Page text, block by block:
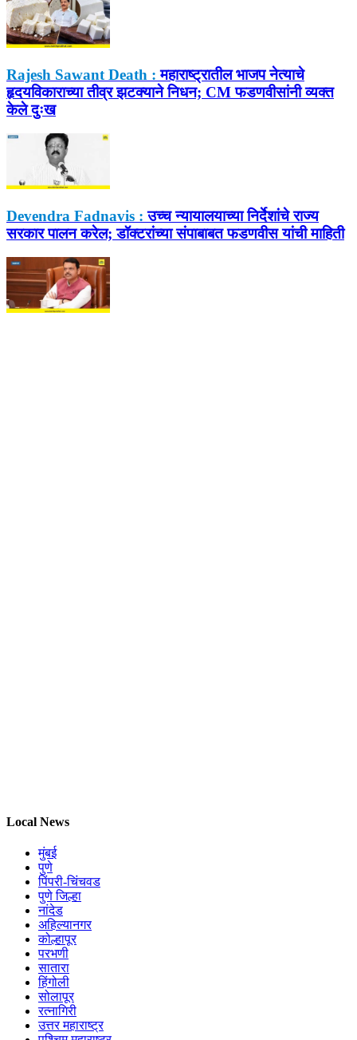
Rajesh Sawant Death : महाराष्ट्रातील भाजप नेत्याचे
हृदयविकाराच्या तीव्र झटक्याने निधन; CM फडणवीसांनी व्यक्त
केले दुःख
Devendra Fadnavis : उच्च न्यायालयाच्या निर्देशांचे राज्य
सरकार पालन करेल; डॉक्टरांच्या संपाबाबत फडणवीस यांची माहिती
Local News
मुंबई
पुणे
पिंपरी-चिंचवड
पुणे जिल्हा
नांदेड
अहिल्यानगर
कोल्हापूर
परभणी
सातारा
हिंगोली
सोलापूर
रत्नागिरी
उत्तर महाराष्ट्र